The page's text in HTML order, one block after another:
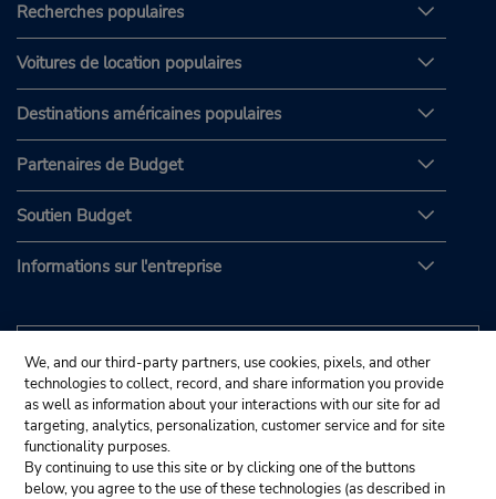
Recherches populaires
Voitures de location populaires
Destinations américaines populaires
Partenaires de Budget
Soutien Budget
Informations sur l'entreprise
We, and our third-party partners, use cookies, pixels, and other
technologies to collect, record, and share information you provide
as well as information about your interactions with our site for ad
targeting, analytics, personalization, customer service and for site
functionality purposes.
By continuing to use this site or by clicking one of the buttons
below, you agree to the use of these technologies (as described in